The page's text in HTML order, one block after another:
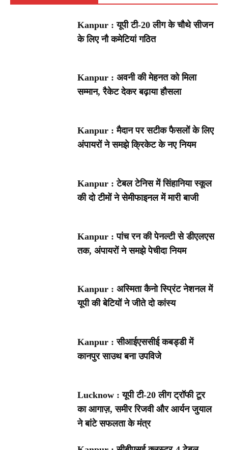
Kanpur : यूपी टी-20 लीग के चौथे सीजन
के लिए नौ कमेटियां गठित
Kanpur : अवनी की मेहनत को मिला
सम्मान, रैकेट देकर बढ़ाया हौसला
Kanpur : मैदान पर सटीक फैसलों के लिए
अंपायरों ने समझे क्रिकेट के नए नियम
Kanpur : टेबल टेनिस में सिंहानिया स्कूल
की दो टीमों ने सेमीफाइनल में मारी बाजी
Kanpur : पांच रन की पेनल्टी से डीएलएस
तक, अंपायरों ने समझे पेचीदा नियम
Kanpur : अस्मिता कैनो स्प्रिंट नेशनल में
यूपी की बेटियों ने जीते दो कांस्य
Kanpur : सीआईएससीई कबड्डी में
कानपुर साउथ बना उपविजे
Lucknow : यूपी टी-20 लीग ट्रॉफी टूर
का आगाज़, समीर रिजवी और आर्यन जुयाल
ने बांटे सफलता के मंत्र